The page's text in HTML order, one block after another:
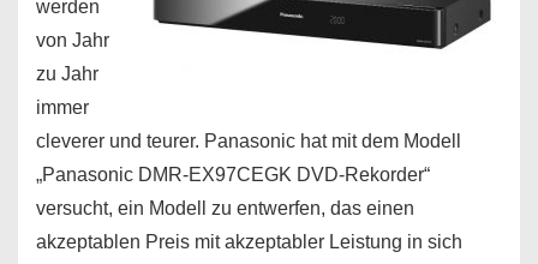
werden
von Jahr
zu Jahr
immer
cleverer und teurer. Panasonic hat mit dem Modell
„Panasonic DMR-EX97CEGK DVD-Rekorder“
versucht, ein Modell zu entwerfen, das einen
akzeptablen Preis mit akzeptabler Leistung in sich